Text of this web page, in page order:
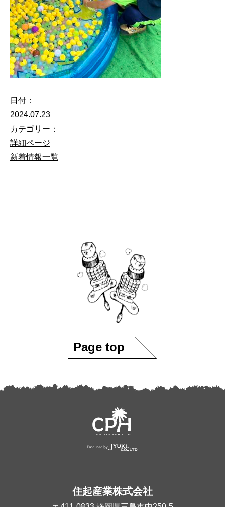
日付：
2024.07.23
カテゴリー：
詳細ページ
新着情報一覧
Page top
住起産業株式会社